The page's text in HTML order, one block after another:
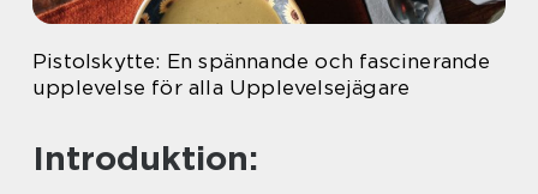
Pistolskytte: En spännande och fascinerande
upplevelse för alla Upplevelsejägare
Introduktion: